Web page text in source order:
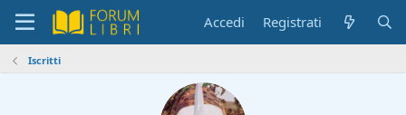
Accedi Registrati
Iscritti